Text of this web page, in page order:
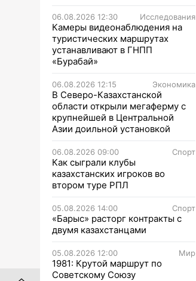
06.08.2026 12:30 Исследования
Камеры видеонаблюдения на
туристических маршрутах
устанавливают в ГНПП
«Бурабай»
06.08.2026 12:15 Экономика
В Северо-Казахстанской
области открыли мегаферму с
крупнейшей в Центральной
Азии доильной установкой
06.08.2026 09:00 Спорт
Как сыграли клубы
казахстанских игроков во
втором туре РПЛ
05.08.2026 14:00 Спорт
«Барыс» расторг контракты с
двумя казахстанцами
05.08.2026 12:00 Мир
1981: Крутой маршрут по
Советскому Союзу